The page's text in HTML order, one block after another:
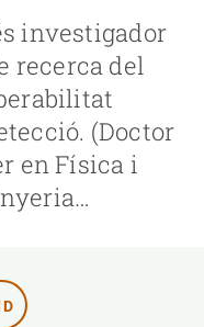
investigador
recerca del
(Doctor
en Física i